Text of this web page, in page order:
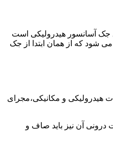
جک آسانسور هیدرولیکی است
شود که از همان ابتدا از جک
هیدرولیکی و مکانیکی،مجرای
آن نیز باید صاف و